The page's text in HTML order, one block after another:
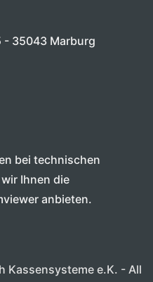
- 35043 Marburg
bei technischen
Ihnen die
anbieten.
Kassensysteme e.K. - All